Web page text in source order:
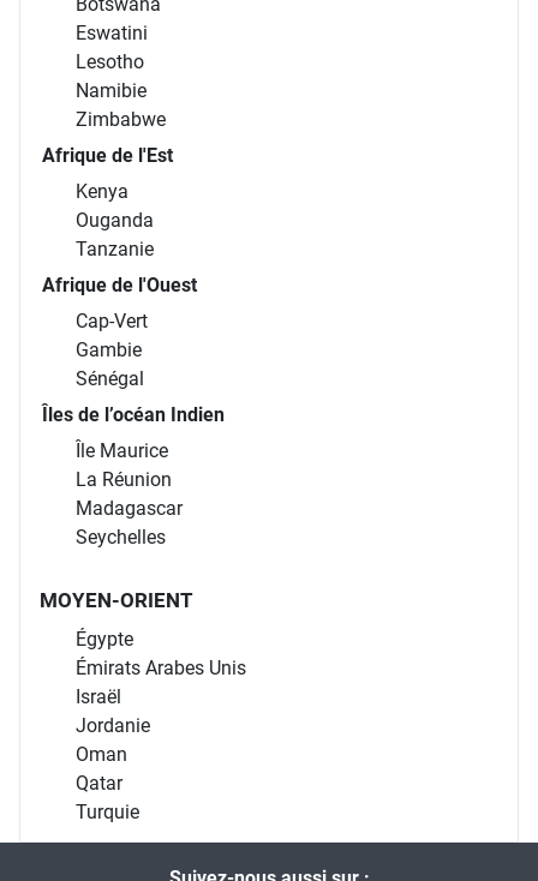
Eswatini
Lesotho
Namibie
Zimbabwe
Afrique de l'Est
Kenya
Ouganda
Tanzanie
Afrique de l'Ouest
Cap-Vert
Gambie
Sénégal
Îles de l’océan Indien
Île Maurice
La Réunion
Madagascar
Seychelles
MOYEN-ORIENT
Égypte
Émirats Arabes Unis
Israël
Jordanie
Oman
Qatar
Turquie